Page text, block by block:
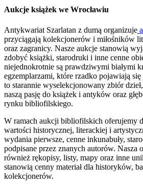
Aukcje książek we Wrocławiu
Antykwariat Szarlatan z dumą organizuje
przyciągają kolekcjonerów i miłośników
oraz zagranicy. Nasze aukcje stanowią
zdobyć książki, starodruki i inne cenne
niejednokrotnie są prawdziwymi białymi
egzemplarzami, które rzadko pojawiają
to starannie wyselekcjonowany zbiór
naszą pasję do książek i antyków oraz
rynku bibliofilskiego.
W ramach aukcji bibliofilskich oferujemy
wartości historycznej, literackiej i
wydania pierwsze, cenne inkunabuły,
podpisane przez znanych autorów. Nasza
również rękopisy, listy, mapy oraz inne
stanowią cenny materiał dla historyków,
kolekcjonerów.